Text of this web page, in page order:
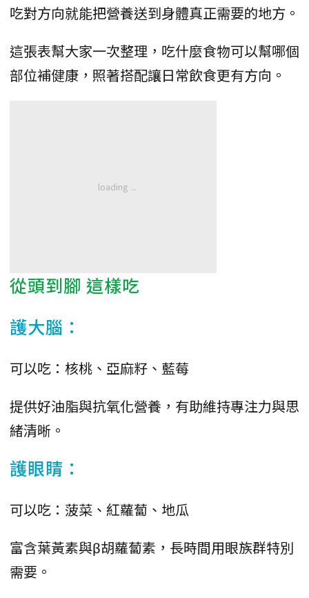
吃對方向就能把營養送到身體真正需要的地方。
這張表幫大家一次整理，吃什麼食物可以幫哪個
部位補健康，照著搭配讓日常飲食更有方向。
從頭到腳 這樣吃
護大腦：
可以吃：核桃、亞麻籽、藍莓
提供好油脂與抗氧化營養，有助維持專注力與思
緒清晰。
護眼睛：
可以吃：菠菜、紅蘿蔔、地瓜
富含葉黃素與β胡蘿蔔素，長時間用眼族群特別
需要。